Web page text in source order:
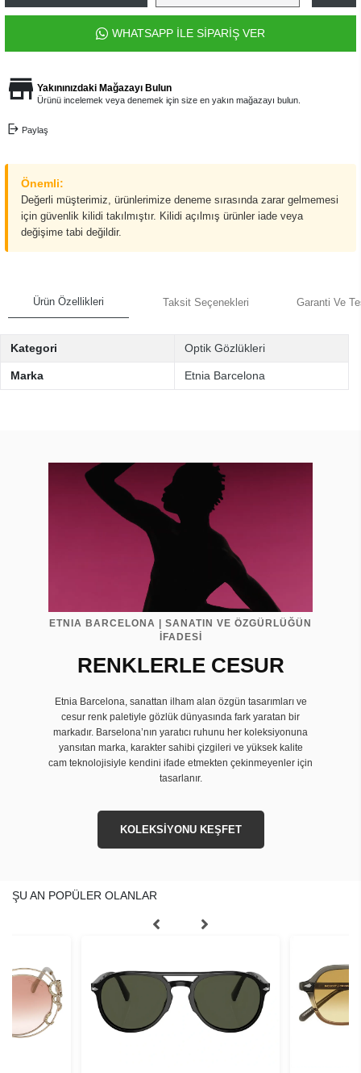
WHATSAPP İLE SİPARİŞ VER
Yakınınızdaki Mağazayı Bulun
Ürünü incelemek veya denemek için size en yakın mağazayı bulun.
Paylaş
Önemli:
Değerli müşterimiz, ürünlerimize deneme sırasında zarar gelmemesi
için güvenlik kilidi takılmıştır. Kilidi açılmış ürünler iade veya
değişime tabi değildir.
Ürün Özellikleri Taksit Seçenekleri Garanti Ve
Kategori Optik Gözlükleri
Marka Etnia Barcelona
ETNIA BARCELONA | SANATIN VE ÖZGÜRLÜĞÜN
İFADESİ
RENKLERLE CESUR
Etnia Barcelona, sanattan ilham alan özgün tasarımları ve
cesur renk paletiyle gözlük dünyasında fark yaratan bir
markadır. Barselona’nın yaratıcı ruhunu her koleksiyonuna
yansıtan marka, karakter sahibi çizgileri ve yüksek kalite
cam teknolojisiyle kendini ifade etmekten çekinmeyenler için
tasarlanır.
KOLEKSİYONU KEŞFET
ŞU AN POPÜLER OLANLAR